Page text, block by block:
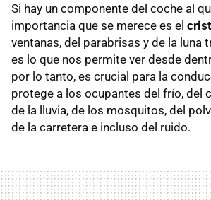
Si hay un componente del coche al
importancia que se merece es el
ventanas, del parabrisas y de la luna
es lo que nos permite ver desde
por lo tanto, es crucial para la
protege a los ocupantes del frío, del
de la lluvia, de los mosquitos, del
de la carretera e incluso del ruido.